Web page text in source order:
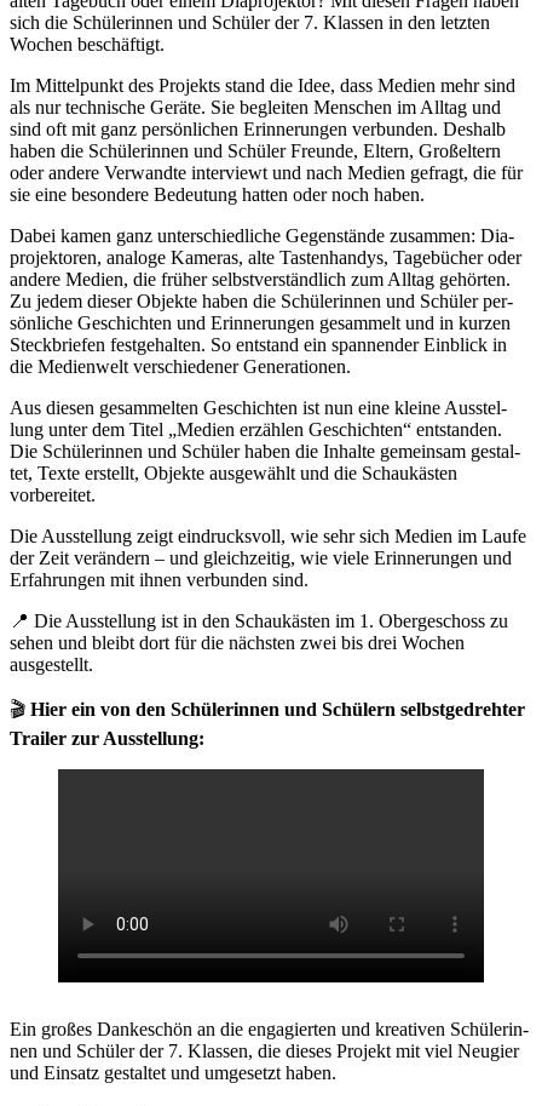
sich die Schü­le­rin­nen und Schü­ler der 7. Klas­sen in den letz­ten
Wochen beschäftigt.
Im Mit­tel­punkt des Pro­jekts stand die Idee, dass Medi­en mehr sind
als nur tech­ni­sche Gerä­te. Sie beglei­ten Men­schen im All­tag und
sind oft mit ganz per­sön­li­chen Erin­ne­run­gen ver­bun­den. Des­halb
haben die Schü­le­rin­nen und Schü­ler Freun­de, Eltern, Groß­el­tern
oder ande­re Ver­wand­te inter­viewt und nach Medi­en gefragt, die für
sie eine beson­de­re Bedeu­tung hat­ten oder noch haben.
Dabei kamen ganz unter­schied­li­che Gegen­stän­de zusam­men: Dia­
pro­jek­to­ren, ana­lo­ge Kame­ras, alte Tas­ten­han­dys, Tage­bü­cher oder
ande­re Medi­en, die frü­her selbst­ver­ständ­lich zum All­tag gehör­ten.
Zu jedem die­ser Objek­te haben die Schü­le­rin­nen und Schü­ler per­
sön­li­che Geschich­ten und Erin­ne­run­gen gesam­melt und in kur­zen
Steck­brie­fen fest­ge­hal­ten. So ent­stand ein span­nen­der Ein­blick in
die Medi­en­welt ver­schie­de­ner Generationen.
Aus die­sen gesam­mel­ten Geschich­ten ist nun eine klei­ne Aus­stel­
lung unter dem Titel „Medi­en erzäh­len Geschich­ten“ ent­stan­den.
Die Schü­le­rin­nen und Schü­ler haben die Inhal­te gemein­sam gestal­
tet, Tex­te erstellt, Objek­te aus­ge­wählt und die Schau­käs­ten
vorbereitet.
Die Aus­stel­lung zeigt ein­drucks­voll, wie sehr sich Medi­en im Lau­fe
der Zeit ver­än­dern – und gleich­zei­tig, wie vie­le Erin­ne­run­gen und
Erfah­run­gen mit ihnen ver­bun­den sind.
📍 Die Aus­stel­lung ist in den Schau­käs­ten im 1. Ober­ge­schoss zu
sehen und bleibt dort für die nächs­ten zwei bis drei Wochen
ausgestellt.
🎬 Hier ein von den Schü­le­rin­nen und Schü­lern selbst­ge­dreh­ter
Trai­ler zur Ausstellung:
Ein gro­ßes Dan­ke­schön an die enga­gier­ten und krea­ti­ven Schü­le­rin­
nen und Schü­ler der 7. Klas­sen, die die­ses Pro­jekt mit viel Neu­gier
und Ein­satz gestal­tet und umge­setzt haben.